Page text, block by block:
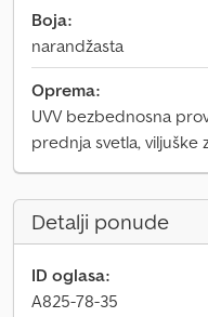
Boja:
narandžasta
Oprema:
UVV bezbednosna
prednja svetla, viljuške
Detalji ponude
ID oglasa:
A825-78-35